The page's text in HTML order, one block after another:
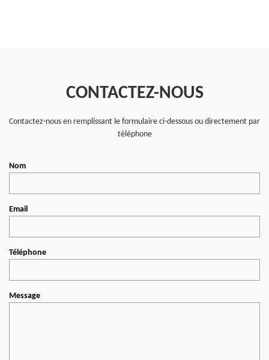
CONTACTEZ-NOUS
Contactez-nous en remplissant le formulaire ci-dessous ou directement par
téléphone
Nom
Email
Téléphone
Message